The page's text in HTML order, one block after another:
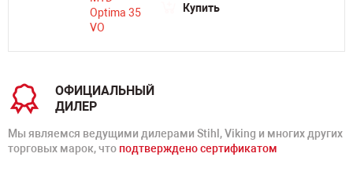
Купить
ОФИЦИАЛЬНЫЙ
ДИЛЕР
Мы являемся ведущими дилерами Stihl, Viking и многих других
торговых марок, что подтверждено сертификатом